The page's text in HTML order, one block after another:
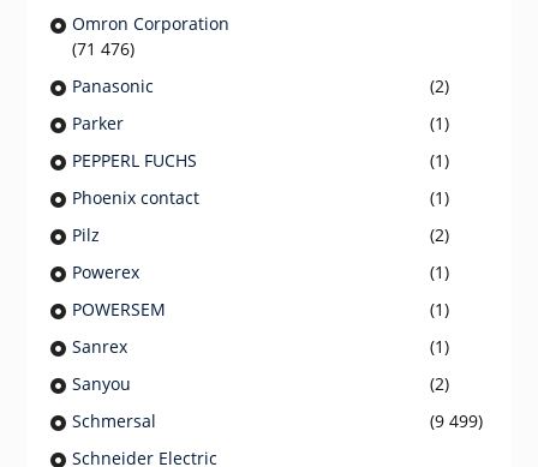
Omron Corporation
(71 476)
Panasonic
(2)
Parker
(1)
PEPPERL FUCHS
(1)
Phoenix contact
(1)
Pilz
(2)
Powerex
(1)
POWERSEM
(1)
Sanrex
(1)
Sanyou
(2)
Schmersal
(9 499)
Schneider Electric